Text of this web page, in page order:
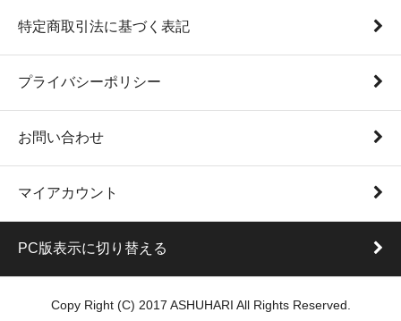
特定商取引法に基づく表記
プライバシーポリシー
お問い合わせ
マイアカウント
PC版表示に切り替える
Copy Right (C) 2017 ASHUHARI All Rights Reserved.